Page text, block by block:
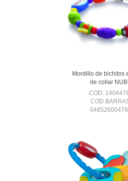
Mordillo de bichitos
de collar
COD:
COD